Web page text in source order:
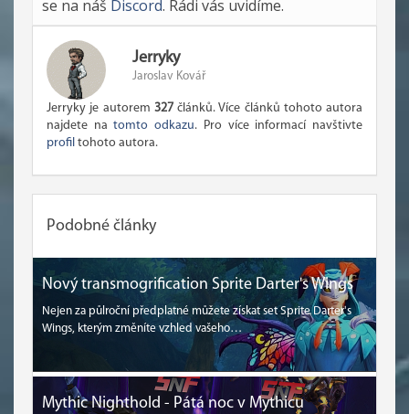
se na náš Discord. Rádi vás uvidíme.
Jerryky
Jaroslav Kovář
Jerryky je autorem 327článků. Více článků tohoto autora
najdete natomto odkazu. Pro více informací navštivte
profil tohoto autora.
Podobné články
Nový transmogrification Sprite Darter's Wings
Nejen za půlroční předplatné můžete získat set Sprite Darter's
Wings, kterým změníte vzhled vašeho…
Mythic Nighthold - Pátá noc v Mythicu